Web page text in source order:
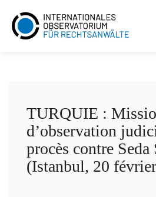
TURQUIE :
d’observation
procès contre Seda
(Istanbul, 20